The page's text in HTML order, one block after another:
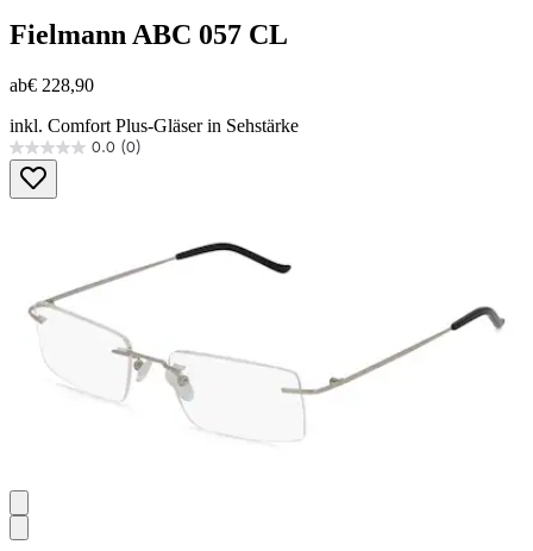
Fielmann ABC 057 CL
ab€ 228,90
inkl. Comfort Plus-Gläser in Sehstärke
0.0 (0)
0.0
von
5